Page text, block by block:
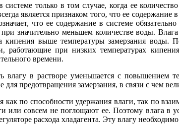
только в том случае, когда ее
является признаком того, что ее
что ее содержание в системе
при значительно меньшем количестве воды.
кипения выше температуры замерзания воды.
работающие при низких температурах
времени.
влагу в растворе уменьшается с повышением
для предотвращения замерзания, в связи с чем
как по способности удержания влаги, так по
или совсем не поглощают ее. Поэтому влага в
расхода хладагента. Эту влагу